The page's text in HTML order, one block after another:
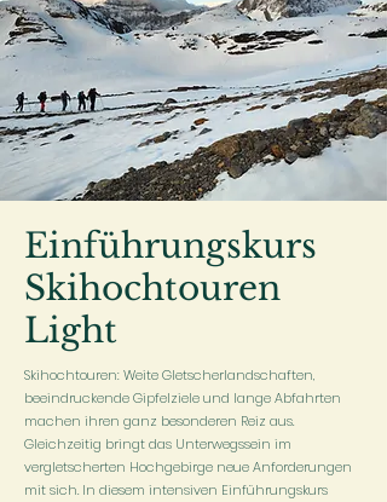
Einführungskurs
Skihochtouren
Light
Skihochtouren: Weite Gletscherlandschaften,
beeindruckende Gipfelziele und lange Abfahrten
machen ihren ganz besonderen Reiz aus.
Gleichzeitig bringt das Unterwegssein im
vergletscherten Hochgebirge neue Anforderungen
mit sich. In diesem intensiven Einführungskurs